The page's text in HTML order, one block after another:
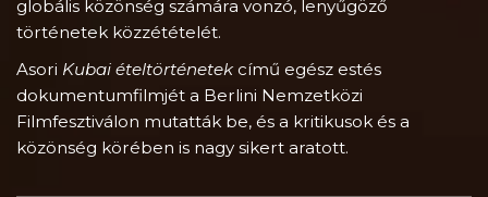
globális közönség számára vonzó, lenyűgöző
történetek közzétételét.
Asori Kubai ételtörténetekcímű egész estés
dokumentumfilmjét a Berlini Nemzetközi
Filmfesztiválon mutatták be, és a kritikusok és a
közönség körében is nagy sikert aratott.